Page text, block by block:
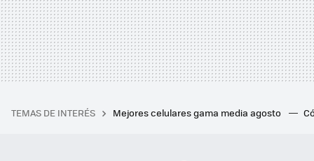
TEMAS DE INTERÉS Mejores celulares gama media agosto